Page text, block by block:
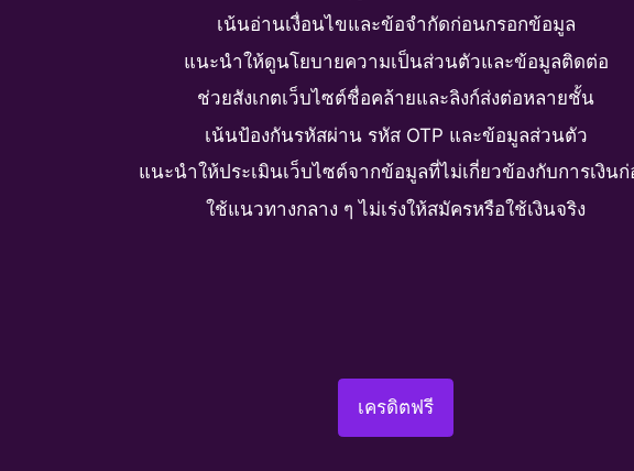
เน้นอ่านเงื่อนไขและข้อจำกัดก่อนกรอกข้อมูล
แนะนำให้ดูนโยบายความเป็นส่วนตัวและข้อมูลติดต่อ
ช่วยสังเกตเว็บไซต์ชื่อคล้ายและลิงก์ส่งต่อหลายชั้น
เน้นป้องกันรหัสผ่าน รหัส OTP และข้อมูลส่วนตัว
แนะนำให้ประเมินเว็บไซต์จากข้อมูลที่ไม่เกี่ยวข้องกับการเงิน
ใช้แนวทางกลาง ๆ ไม่เร่งให้สมัครหรือใช้เงินจริง
เครดิตฟรี